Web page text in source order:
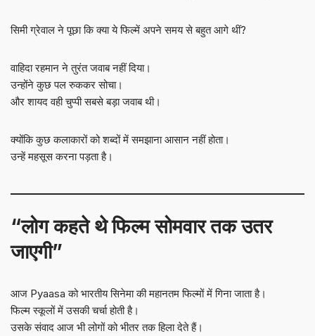
सिमी ग्रेवाल ने पूछा कि क्या ये फिल्में अपने समय से बहुत आगे थीं?
वाहिदा रहमान ने तुरंत जवाब नहीं दिया।
उन्होंने कुछ पल रुककर सोचा।
और शायद वही चुप्पी सबसे बड़ा जवाब थी।
क्योंकि कुछ कलाकारों को शब्दों में समझाना आसान नहीं होता।
उन्हें महसूस करना पड़ता है।
“लोग कहते थे फिल्म सोमवार तक उतर
जाएगी”
आज Pyaasa को भारतीय सिनेमा की महानतम फिल्मों में गिना जाता है।
फिल्म स्कूलों में उसकी चर्चा होती है।
उसके संवाद आज भी लोगों को भीतर तक हिला देते हैं।